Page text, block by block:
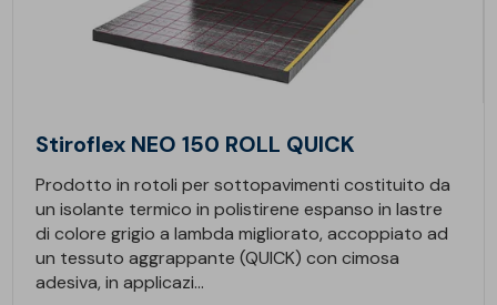
Stiroflex NEO 150 ROLL QUICK
Prodotto in rotoli per sottopavimenti costituito da
un isolante termico in polistirene espanso in lastre
di colore grigio a lambda migliorato, accoppiato ad
un tessuto aggrappante (QUICK) con cimosa
adesiva, in applicazi...